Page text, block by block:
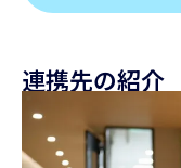
連携先の紹介